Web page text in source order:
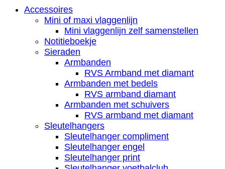
Accessoires
Mini of maxi vlaggenlijn
Mini vlaggenlijn zelf samenstellen
Notitieboekje
Sieraden
Armbanden
RVS Armband met diamant
Armbanden met bedels
RVS armband diamant
Armbanden met schuivers
RVS armband met diamant
Sleutelhangers
Sleutelhanger compliment
Sleutelhanger engel
Sleutelhanger print